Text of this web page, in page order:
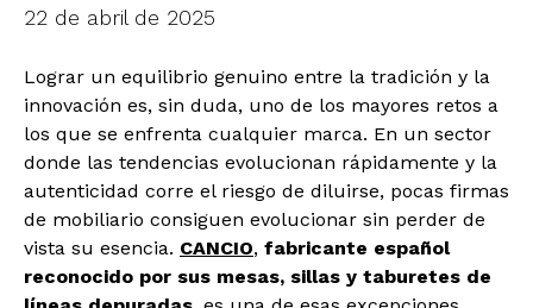
22 de abril de 2025
Lograr un equilibrio genuino entre la tradición y la
innovación es, sin duda, uno de los mayores retos a
los que se enfrenta cualquier marca. En un sector
donde las tendencias evolucionan rápidamente y la
autenticidad corre el riesgo de diluirse, pocas firmas
de mobiliario consiguen evolucionar sin perder de
vista su esencia. CANCIO, fabricante español
reconocido por sus mesas, sillas y taburetes de